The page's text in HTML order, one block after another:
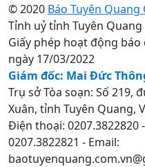
© 2020 Báo Tuyên Quang
Tỉnh uỷ tỉnh Tuyên Quang
Giấy phép hoạt động báo
ngày 17/03/2022
Giám đốc: Mai Đức
Trụ sở Tòa soạn: Số 219,
Xuân, tỉnh Tuyên Quang,
Điện thoại: 0207.3822820
0207.3822821 - Email: